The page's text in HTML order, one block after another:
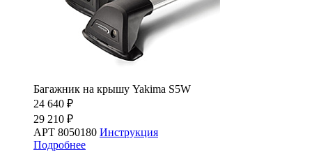
Багажник на крышу Yakima S5W
24 640 ₽
29 210 ₽
АРТ 8050180 Инструкция
Подробнее